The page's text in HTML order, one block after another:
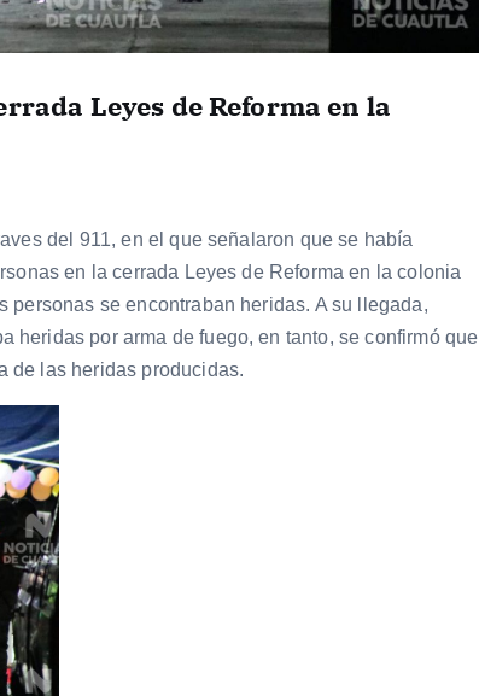
Leyes de Reforma en la
del 911, en el que señalaron que se había
en la cerrada Leyes de Reforma en la colonia
se encontraban heridas. A su llegada,
heridas por arma de fuego, en tanto, se confirmó que
de las heridas producidas.